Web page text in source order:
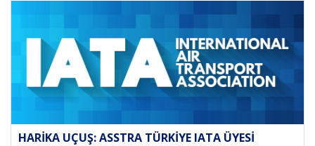
HARIKA UÇUŞ: ASSTRA TÜRKIYE IATA ÜYESI